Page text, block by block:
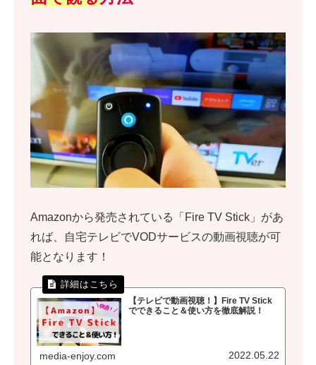
Amazonから発売されている「Fire TV Stick」があ
れば、自宅テレビでVODサービスの動画視聴が可
能となります！
【テレビで動画視聴！】Fire TV Stick
でできること＆使い方を徹底解説！
media-enjoy.com 2022.05.22